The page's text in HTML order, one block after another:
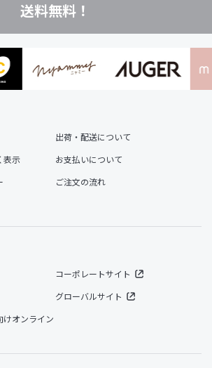
送料無料！
出荷・配送について
表示
お支払いについて
ご注文の流れ
コーポレートサイト
グローバルサイト
けオンライン